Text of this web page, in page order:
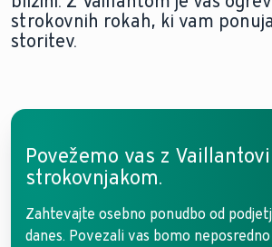
strokovnih rokah, ki vam
storitev.
Povežemo vas z
strokovnjakom.
Zahtevajte osebno ponudbo od
danes. Povezali vas bomo